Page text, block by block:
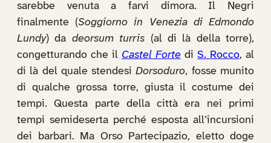
sarebbe venuta a farvi dimora. Il Negri
finalmente (Soggiorno in Venezia di Edmondo
Lundy) da deorsum turris (al di là della torre),
congetturando che il Castel Forte di S. Rocco, al
di là del quale stendesiDorsoduro, fosse munito
di qualche grossa torre, giusta il costume dei
tempi. Questa parte della città era nei primi
tempi semideserta perché esposta all’incursioni
dei barbari. Ma Orso Partecipazio, eletto doge